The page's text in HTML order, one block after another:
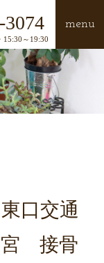
3074
15:30～19:30
menu
口交通
宮 接骨